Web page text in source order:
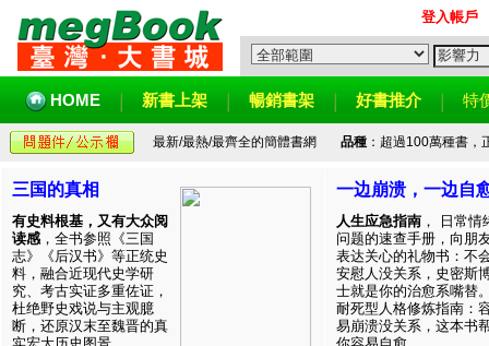
登入帳戶
HOME 新書上架 暢銷書架 好書推介 特
最新/最熱/最齊全的簡體書網 品種：超過100萬種書，
三国的真相
有史料根基，又有大众阅
读感 ，全书参照《三国
志》《后汉书》等正统史
料，融合近现代史学研
究、考古实证多重佐证，
杜绝野史戏说与主观臆
断，还原汉末至魏晋的真
一边崩溃，一边自
人生应急指南 ， 日常情
问题的速查手册，向朋
表达关心的礼物书：不
安慰人没关系，史密斯
士就是你的治愈系嘴替
耐死型人格修炼指南：
易崩溃没关系，这本书